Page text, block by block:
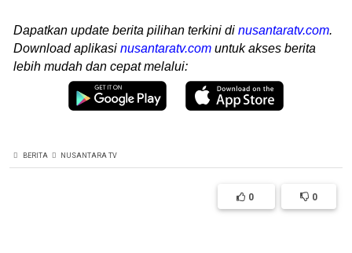
Dapatkan update berita pilihan terkini di nusantaratv.com.
Download aplikasi nusantaratv.com untuk akses berita
lebih mudah dan cepat melalui:
BERITA NUSANTARA TV
0 0